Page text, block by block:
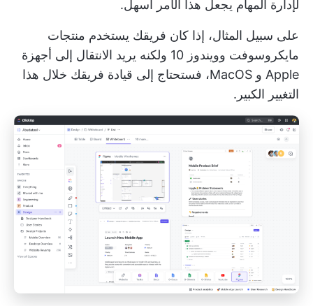
لإدارة المهام يجعل هذا الأمر أسهل.
على سبيل المثال، إذا كان فريقك يستخدم منتجات
مايكروسوفت وويندوز 10 ولكنه يريد الانتقال إلى أجهزة
Apple و MacOS، فستحتاج إلى قيادة فريقك خلال هذا
التغيير الكبير.